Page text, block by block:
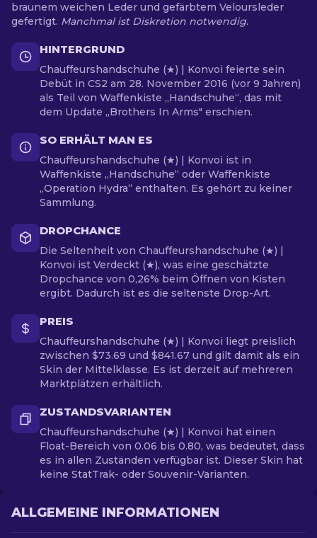
braunem weichen Leder und gefärbtem Veloursleder
gefertigt. Manchmal ist Diskretion notwendig.
HINTERGRUND
Chauffeurshandschuhe (★) | Konvoi feierte sein
Debüt in CS2 am 28. November 2016 (vor 9 Jahren)
als Teil von Waffenkiste „Handschuhe“, das mit
dem Update „Brothers In Arms" erschien.
SO ERHÄLT MAN ES
Chauffeurshandschuhe (★) | Konvoi ist in
Waffenkiste „Handschuhe“ oder Waffenkiste
„Operation Hydra“ enthalten. Es gehört zu keiner
Sammlung.
DROPCHANCE
Die Seltenheit von Chauffeurshandschuhe (★) |
Konvoi ist Verdeckt (★), was eine geschätzte
Dropchance von 0,26% beim Öffnen von Kisten
ergibt. Dadurch ist es die seltenste Drop-Art.
PREIS
Chauffeurshandschuhe (★) | Konvoi liegt preislich
zwischen $73.69 und $841.67 und gilt damit als ein
Skin der Mittelklasse. Es ist derzeit auf mehreren
Marktplätzen erhältlich.
ZUSTANDSVARIANTEN
Chauffeurshandschuhe (★) | Konvoi hat einen
Float-Bereich von 0.06 bis 0.80, was bedeutet, dass
es in allen Zuständen verfügbar ist. Dieser Skin hat
keine StatTrak- oder Souvenir-Varianten.
ALLGEMEINE INFORMATIONEN